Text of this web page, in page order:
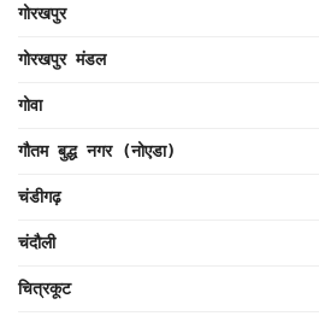
गोरखपुर
गोरखपुर मंडल
गोवा
गौतम बुद्ध नगर (नोएडा)
चंडीगढ़
चंदौली
चित्रकूट